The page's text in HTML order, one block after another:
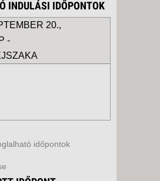
INDULÁSI IDŐPONTOK
20.,
-
időpontok